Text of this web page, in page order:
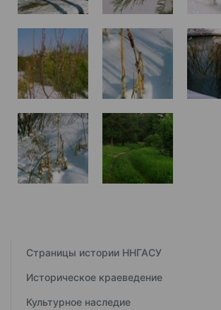
Страницы истории ННГАСУ
Историческое краеведение
Культурное наследие